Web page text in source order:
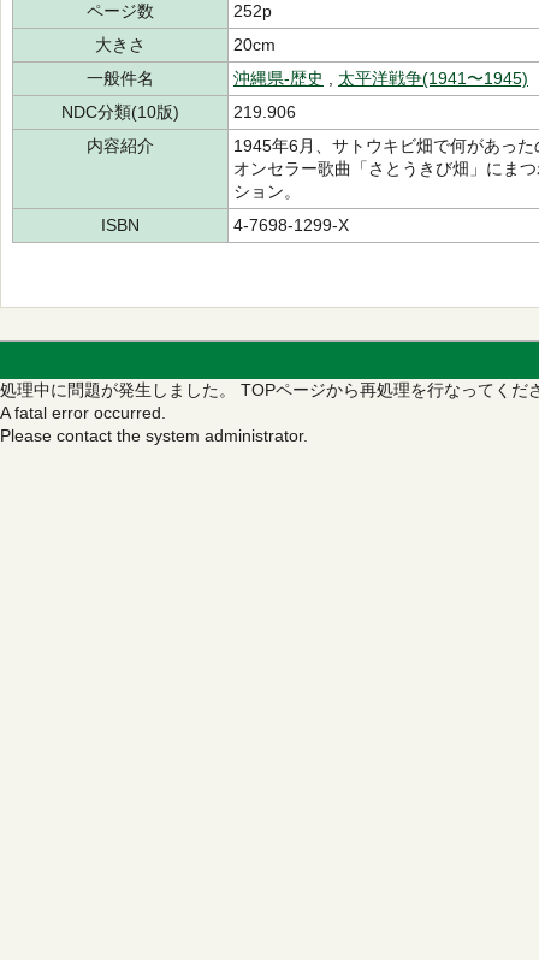
ページ数
252p
大きさ
20cm
一般件名
沖縄県-歴史
太平洋戦争(1941〜1945)
NDC分類(10版)
219.906
内容紹介
1945年6月、サトウキビ畑で何があっ
オンセラー歌曲「さとうきび畑」にま
ション。
ISBN
4-7698-1299-X
処理中に問題が発生しました。 TOPページから再処理を行なってくだ
A fatal error occurred.
Please contact the system administrator.